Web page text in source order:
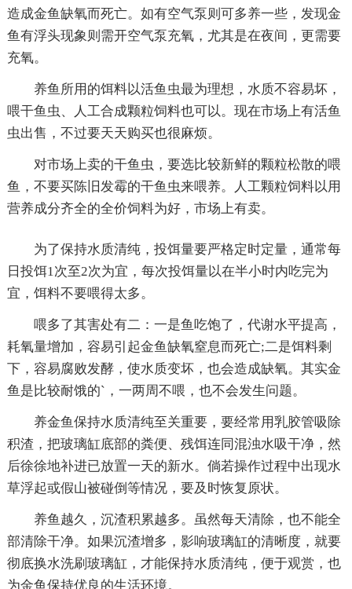
造成金鱼缺氧而死亡。如有空气泵则可多养一些，发现金
鱼有浮头现象则需开空气泵充氧，尤其是在夜间，更需要
充氧。
养鱼所用的饵料以活鱼虫最为理想，水质不容易坏，
喂干鱼虫、人工合成颗粒饲料也可以。现在市场上有活鱼
虫出售，不过要天天购买也很麻烦。
对市场上卖的干鱼虫，要选比较新鲜的颗粒松散的喂
鱼，不要买陈旧发霉的干鱼虫来喂养。人工颗粒饲料以用
营养成分齐全的全价饲料为好，市场上有卖。
为了保持水质清纯，投饵量要严格定时定量，通常每
日投饵1次至2次为宜，每次投饵量以在半小时内吃完为
宜，饵料不要喂得太多。
喂多了其害处有二：一是鱼吃饱了，代谢水平提高，
耗氧量增加，容易引起金鱼缺氧窒息而死亡;二是饵料剩
下，容易腐败发酵，使水质变坏，也会造成缺氧。其实金
鱼是比较耐饿的`，一两周不喂，也不会发生问题。
养金鱼保持水质清纯至关重要，要经常用乳胶管吸除
积渣，把玻璃缸底部的粪便、残饵连同混浊水吸干净，然
后徐徐地补进已放置一天的新水。倘若操作过程中出现水
草浮起或假山被碰倒等情况，要及时恢复原状。
养鱼越久，沉渣积累越多。虽然每天清除，也不能全
部清除干净。如果沉渣增多，影响玻璃缸的清晰度，就要
彻底换水洗刷玻璃缸，才能保持水质清纯，便于观赏，也
为金鱼保持优良的生活环境。